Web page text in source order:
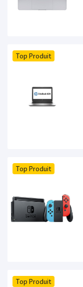
Top Produit
Top Produit
Top Produit